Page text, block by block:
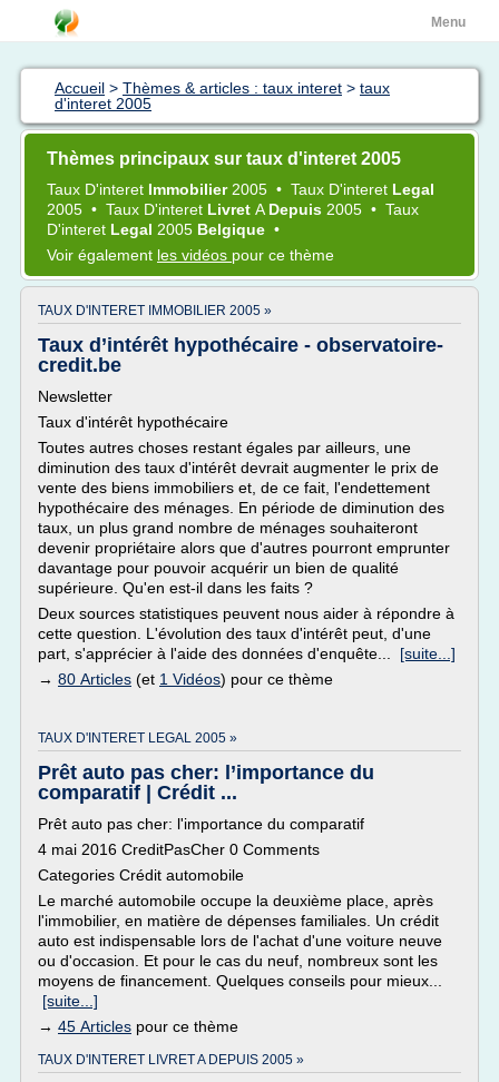
Menu
Accueil > Thèmes & articles : taux interet > taux
d'interet 2005
Thèmes principaux sur taux d'interet 2005
Taux D'interet Immobilier 2005 • Taux D'interet Legal
2005 • Taux D'interet Livret A Depuis 2005 • Taux
D'interet Legal 2005 Belgique •
Voir également les vidéos pour ce thème
TAUX D'INTERET IMMOBILIER 2005 »
Taux d’intérêt hypothécaire - observatoire-
credit.be
Newsletter
Taux d'intérêt hypothécaire
Toutes autres choses restant égales par ailleurs, une
diminution des taux d'intérêt devrait augmenter le prix de
vente des biens immobiliers et, de ce fait, l'endettement
hypothécaire des ménages. En période de diminution des
taux, un plus grand nombre de ménages souhaiteront
devenir propriétaire alors que d'autres pourront emprunter
davantage pour pouvoir acquérir un bien de qualité
supérieure. Qu'en est-il dans les faits ?
Deux sources statistiques peuvent nous aider à répondre à
cette question. L'évolution des taux d'intérêt peut, d'une
part, s'apprécier à l'aide des données d'enquête... [suite...]
→ 80 Articles (et 1 Vidéos) pour ce thème
TAUX D'INTERET LEGAL 2005 »
Prêt auto pas cher: l’importance du
comparatif | Crédit ...
Prêt auto pas cher: l'importance du comparatif
4 mai 2016 CreditPasCher 0 Comments
Categories Crédit automobile
Le marché automobile occupe la deuxième place, après
l'immobilier, en matière de dépenses familiales. Un crédit
auto est indispensable lors de l'achat d'une voiture neuve
ou d'occasion. Et pour le cas du neuf, nombreux sont les
moyens de financement. Quelques conseils pour mieux...
[suite...]
→ 45 Articles pour ce thème
TAUX D'INTERET LIVRET A DEPUIS 2005 »